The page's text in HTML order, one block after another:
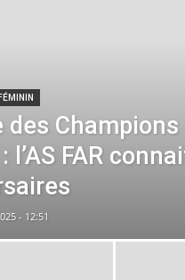
des
l’AS FAR
- 12:51